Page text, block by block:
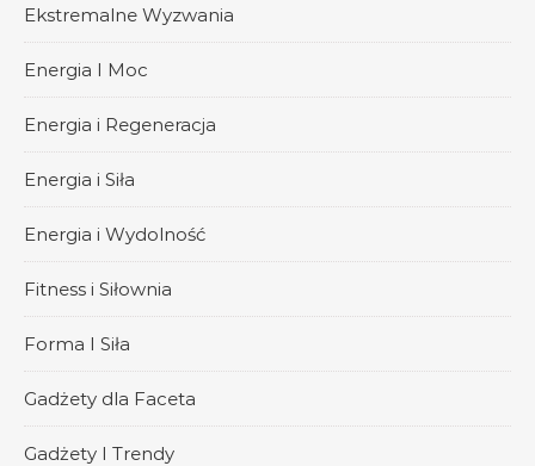
Ekstremalne Wyzwania
Energia I Moc
Energia i Regeneracja
Energia i Siła
Energia i Wydolność
Fitness i Siłownia
Forma I Siła
Gadżety dla Faceta
Gadżety I Trendy